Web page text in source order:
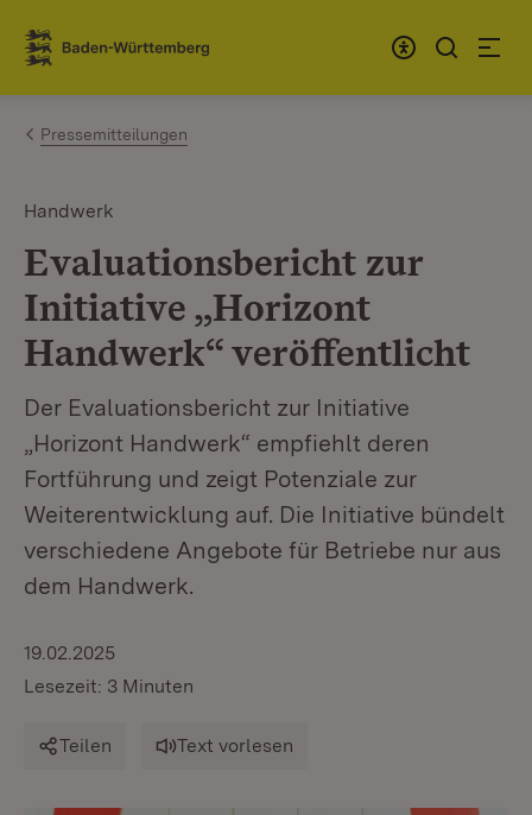
Zum Inhalt springen
Link zur Startseite
Pressemitteilungen
Handwerk
Evaluationsbericht zur
Initiative „Horizont
Handwerk“ veröffentlicht
Der Evaluationsbericht zur Initiative
„Horizont Handwerk“ empfiehlt deren
Fortführung und zeigt Potenziale zur
Weiterentwicklung auf. Die Initiative bündelt
verschiedene Angebote für Betriebe nur aus
dem Handwerk.
19.02.2025
Lesezeit: 3 Minuten
Teilen Text vorlesen